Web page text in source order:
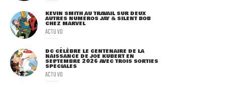
KEVIN SMITH AU TRAVAIL SUR DEUX
AUTRES NUMÉROS JAY & SILENT BOB
CHEZ MARVEL
ACTU VO
DC CÉLÈBRE LE CENTENAIRE DE LA
NAISSANCE DE JOE KUBERT EN
SEPTEMBRE 2026 AVEC TROIS SORTIES
SPÉCIALES
ACTU VO